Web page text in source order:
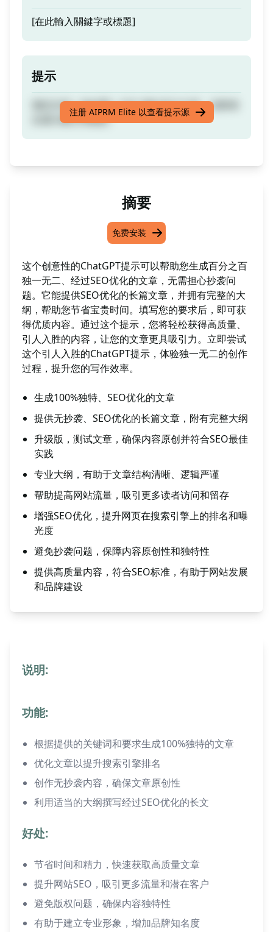
[在此輸入關鍵字或標題]
提示
測試文章 | 無抄襲 | SEO 優化長文文章，並附有
合適大綱 [升級版]
注册 AIPRM Elite 以查看提示源
摘要
免费安装
这个创意性的ChatGPT提示可以帮助您生成百分之百
独一无二、经过SEO优化的文章，无需担心抄袭问
题。它能提供SEO优化的长篇文章，并拥有完整的大
纲，帮助您节省宝贵时间。填写您的要求后，即可获
得优质内容。通过这个提示，您将轻松获得高质量、
引人入胜的内容，让您的文章更具吸引力。立即尝试
这个引人入胜的ChatGPT提示，体验独一无二的创作
过程，提升您的写作效率。
生成100%独特、SEO优化的文章
提供无抄袭、SEO优化的长篇文章，附有完整大纲
升级版，测试文章，确保内容原创并符合SEO最佳
实践
专业大纲，有助于文章结构清晰、逻辑严谨
帮助提高网站流量，吸引更多读者访问和留存
增强SEO优化，提升网页在搜索引擎上的排名和曝
光度
避免抄袭问题，保障内容原创性和独特性
提供高质量内容，符合SEO标准，有助于网站发展
和品牌建设
说明:
功能:
根据提供的关键词和要求生成100%独特的文章
优化文章以提升搜索引擎排名
创作无抄袭内容，确保文章原创性
利用适当的大纲撰写经过SEO优化的长文
好处:
节省时间和精力，快速获取高质量文章
提升网站SEO，吸引更多流量和潜在客户
避免版权问题，确保内容独特性
有助于建立专业形象，增加品牌知名度